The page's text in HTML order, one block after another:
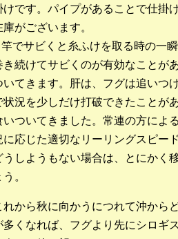
です。パイプがあることで仕掛
がございます。
でサビくと糸ふけを取る時の一
続けてサビくのが有効なことが
てきます。肝は、フグは追いつ
状況を少しだけ打破できたことが
ついてきました。常連の方によ
応じた適切なリーリングスピー
しようもない場合は、とにかく
。
から秋に向かうにつれて沖から
くなれば、フグより先にシロギ